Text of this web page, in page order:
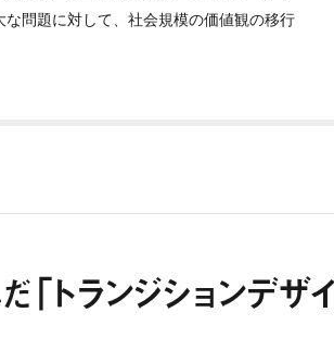
問題に対して、社会規模の価値観の移行
トランジションデザ